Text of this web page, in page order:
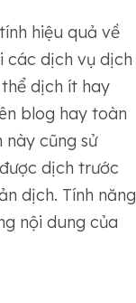
hiệu quả về
các dịch vụ dịch
dịch ít hay
blog hay toàn
cũng sử
dịch trước
dịch. Tính năng
nội dung của